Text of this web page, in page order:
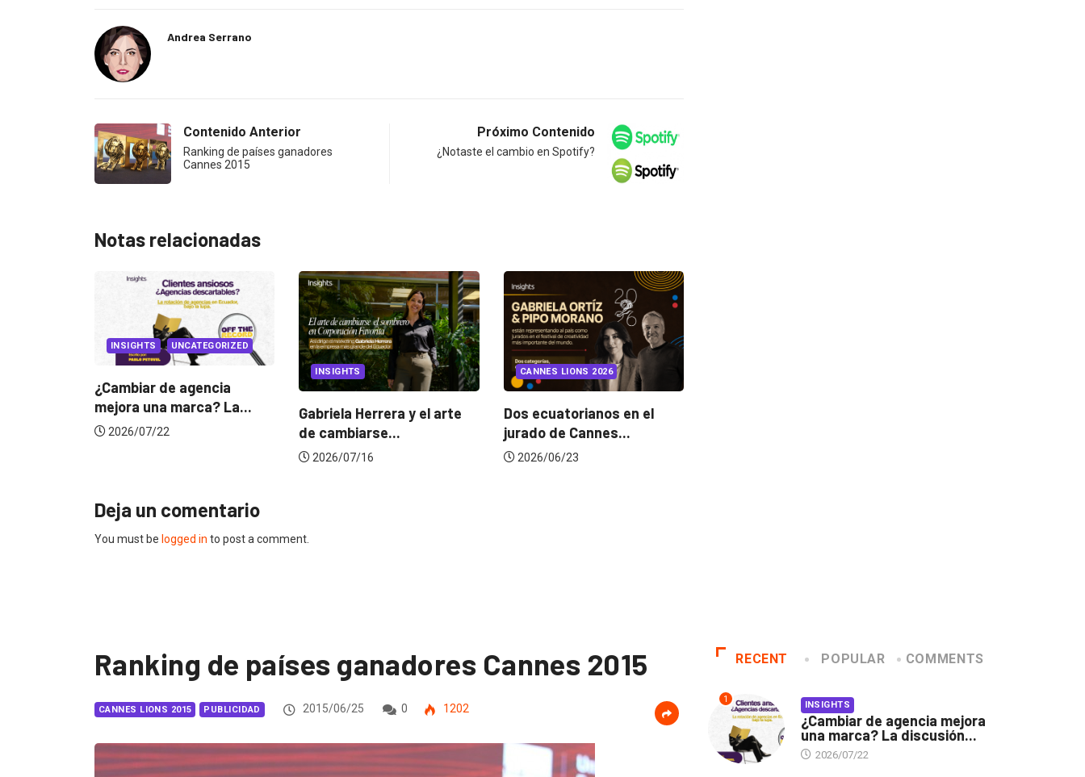
Andrea Serrano
Contenido Anterior
Ranking de países ganadores
Cannes 2015
Próximo Contenido
¿Notaste el cambio en Spotify?
Notas relacionadas
Gabriela Herrera y el arte
de cambiarse...
CANNES LIONS 2026
Dos ecuatorianos en el
jurado de Cannes...
2026/06/23
INSIGHTS UNCATEGORIZED
¿Cambiar de agencia
mejora una marca? La...
2026/07/22
Deja un comentario
You must be logged in to post a comment.
Ranking de países ganadores Cannes 2015
CANNES LIONS 2015 PUBLICIDAD 2015/06/25 0 1202
RECENT POPULAR COMMENTS
1 INSIGHTS
¿Cambiar de agencia mejora
una marca? La discusión...
2026/07/22